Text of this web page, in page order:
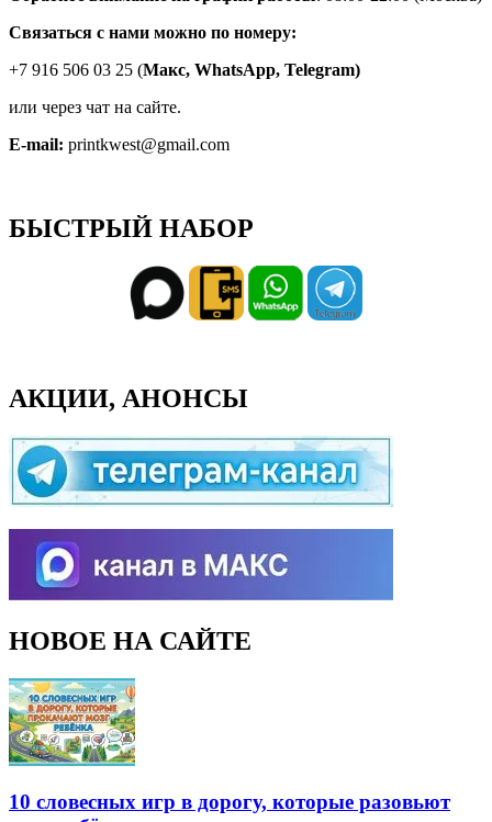
Связаться с нами можно по номеру:
+7 916 506 03 25 (Макс, WhatsApp, Telegram)
или через чат на сайте.
E-mail: printkwest@gmail.com
БЫСТРЫЙ НАБОР
АКЦИИ, АНОНСЫ
НОВОЕ НА САЙТЕ
10 словесных игр в дорогу, которые разовьют